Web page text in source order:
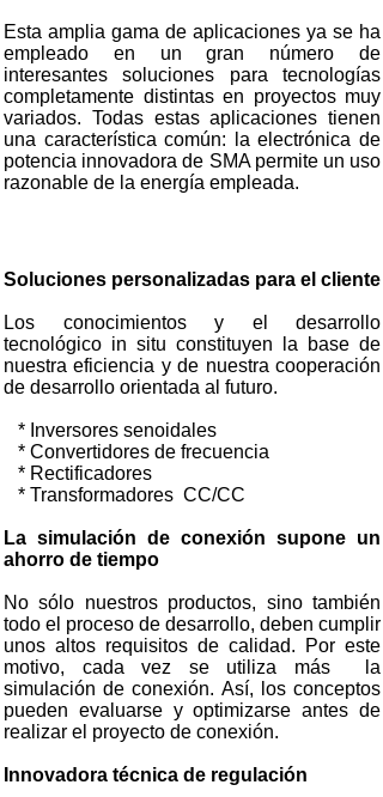
Esta amplia gama de aplicaciones ya se ha
empleado en un gran número de
interesantes soluciones para tecnologías
completamente distintas en proyectos muy
variados. Todas estas aplicaciones tienen
una característica común: la electrónica de
potencia innovadora de SMA permite un uso
razonable de la energía empleada.
Soluciones personalizadas para el cliente
Los conocimientos y el desarrollo
tecnológico in situ constituyen la base de
nuestra eficiencia y de nuestra cooperación
de desarrollo orientada al futuro.
* Inversores senoidales
* Convertidores de frecuencia
* Rectificadores
* Transformadores CC/CC
La simulación de conexión supone un
ahorro de tiempo
No sólo nuestros productos, sino también
todo el proceso de desarrollo, deben cumplir
unos altos requisitos de calidad. Por este
motivo, cada vez se utiliza más la
simulación de conexión. Así, los conceptos
pueden evaluarse y optimizarse antes de
realizar el proyecto de conexión.
Innovadora técnica de regulación